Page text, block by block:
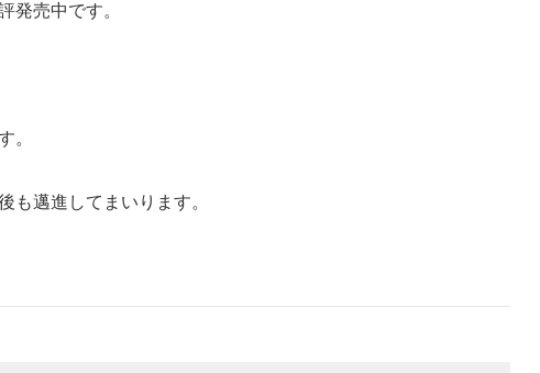
発売中です。
。
も邁進してまいります。